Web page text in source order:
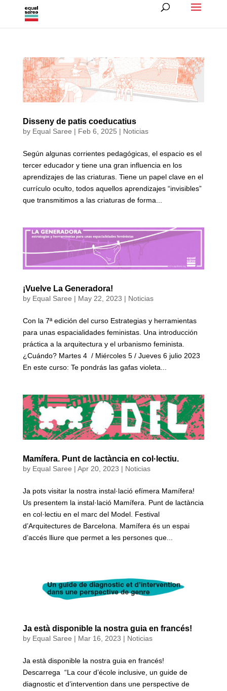
Disseny de patis coeducatius
by Equal Saree | Feb 6, 2025 | Noticias
Según algunas corrientes pedagógicas, el espacio es el
tercer educador y tiene una gran influencia en los
aprendizajes de las criaturas. Tiene un papel clave en el
currículo oculto, todos aquellos aprendizajes “invisibles”
que transmitimos a las criaturas de forma...
¡Vuelve La Generadora!
by Equal Saree | May 22, 2023 | Noticias
Con la 7ª edición del curso Estrategias y herramientas
para unas espacialidades feministas. Una introducción
práctica a la arquitectura y el urbanismo feminista.
¿Cuándo? Martes 4 / Miércoles 5 / Jueves 6 julio 2023
En este curso: Te pondrás las gafas violeta...
Mamífera. Punt de lactància en col·lectiu.
by Equal Saree | Apr 20, 2023 | Noticias
Ja pots visitar la nostra instal·lació efímera Mamífera!
Us presentem la instal·lació Mamífera. Punt de lactància
en col·lectiu en el marc del Model. Festival
d’Arquitectures de Barcelona. Mamífera és un espai
d’accés lliure que permet a les persones que...
Ja està disponible la nostra guia en francés!
by Equal Saree | Mar 16, 2023 | Noticias
Ja està disponible la nostra guia en francés!
Descarrega “La cour d’école inclusive, un guide de
diagnostic et d’intervention dans une perspective de